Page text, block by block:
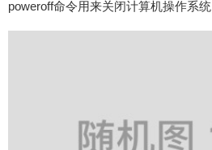
poweroff命令用来关闭计算机操作系统